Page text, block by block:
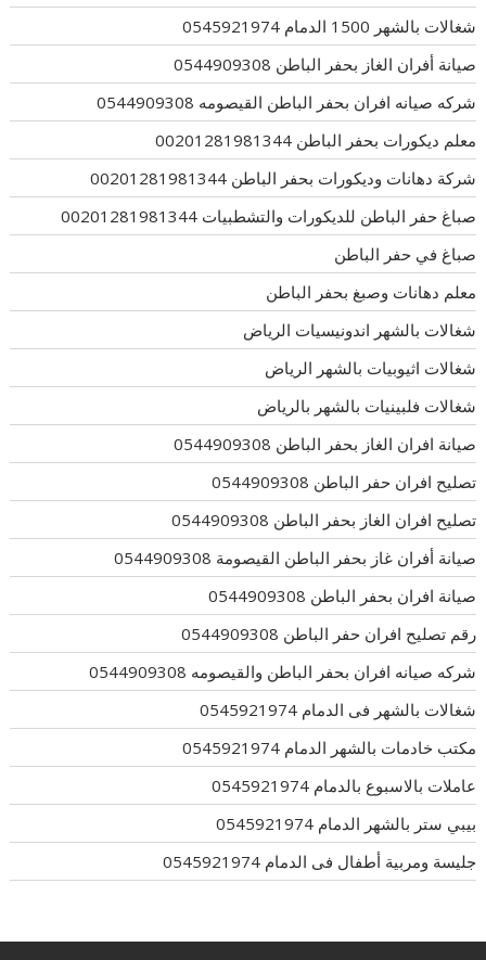
شغالات بالشهر 1500 الدمام 0545921974
صيانة أفران الغاز بحفر الباطن 0544909308
شركه صيانه افران بحفر الباطن القيصومه 0544909308
معلم ديكورات بحفر الباطن 00201281981344
شركة دهانات وديكورات بحفر الباطن 00201281981344
صباغ حفر الباطن للديكورات والتشطبيات 00201281981344
صباغ في حفر الباطن
معلم دهانات وصبغ بحفر الباطن
شغالات بالشهر اندونيسيات الرياض
شغالات اثيوبيات بالشهر الرياض
شغالات فلبينيات بالشهر بالرياض
صيانة افران الغاز بحفر الباطن 0544909308
تصليح افران حفر الباطن 0544909308
تصليح افران الغاز بحفر الباطن 0544909308
صيانة أفران غاز بحفر الباطن القيصومة 0544909308
صيانة افران بحفر الباطن 0544909308
رقم تصليح افران حفر الباطن 0544909308
شركه صيانه افران بحفر الباطن والقيصومه 0544909308
شغالات بالشهر فى الدمام 0545921974
مكتب خادمات بالشهر الدمام 0545921974
عاملات بالاسبوع بالدمام 0545921974
بيبي ستر بالشهر الدمام 0545921974
جليسة ومربية أطفال فى الدمام 0545921974